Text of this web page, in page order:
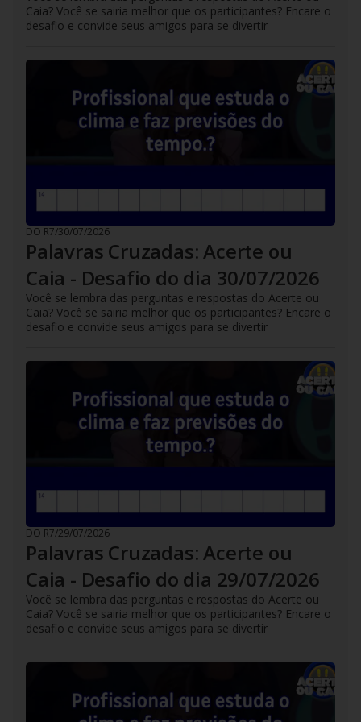
Caia? Você se sairia melhor que os participantes? Encare o
desafio e convide seus amigos para se divertir
DO R7/30/07/2026
Palavras Cruzadas: Acerte ou
Caia - Desafio do dia 30/07/2026
Você se lembra das perguntas e respostas do Acerte ou
Caia? Você se sairia melhor que os participantes? Encare o
desafio e convide seus amigos para se divertir
DO R7/29/07/2026
Palavras Cruzadas: Acerte ou
Caia - Desafio do dia 29/07/2026
Você se lembra das perguntas e respostas do Acerte ou
Caia? Você se sairia melhor que os participantes? Encare o
desafio e convide seus amigos para se divertir